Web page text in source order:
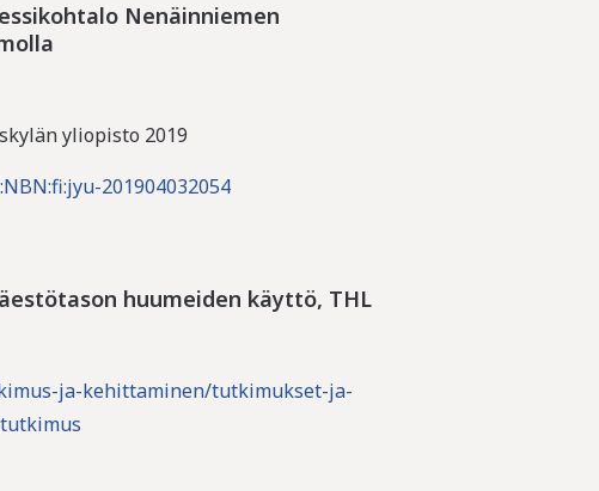
Nenäinniemen
yliopisto 2019
201904032054
huumeiden käyttö, THL
ja-kehittaminen/tutkimukset-ja-